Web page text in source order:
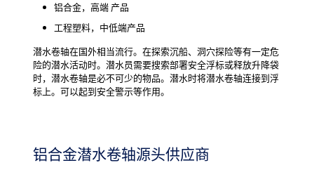
铝合金，高端 产品
工程塑料，中低端产品
潜水卷轴在国外相当流行。在探索沉船、洞穴探险等有一定危
险的潜水活动时。潜水员需要搜索部署安全浮标或释放升降袋
时，潜水卷轴是必不可少的物品。 潜水时将潜水卷轴连接到浮
标上。可以起到安全警示等作用。
铝合金潜水卷轴源头供应商